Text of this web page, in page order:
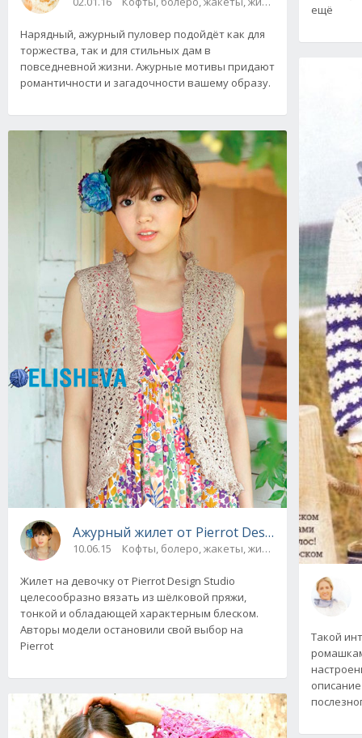
Нарядный, ажурный пуловер подойдёт как для
торжества, так и для стильных дам в
повседневной жизни. Ажурные мотивы придают
романтичности и загадочности вашему образу.
Ажурный жилет от Pierrot Design Studio с
10.06.15 Кофты, болеро, жакеты, жилеты
Жилет на девочку от Pierrot Design Studio
целесообразно вязать из шёлковой пряжи,
тонкой и обладающей характерным блеском.
Авторы модели остановили свой выбор на
Pierrot
ещё
Такой